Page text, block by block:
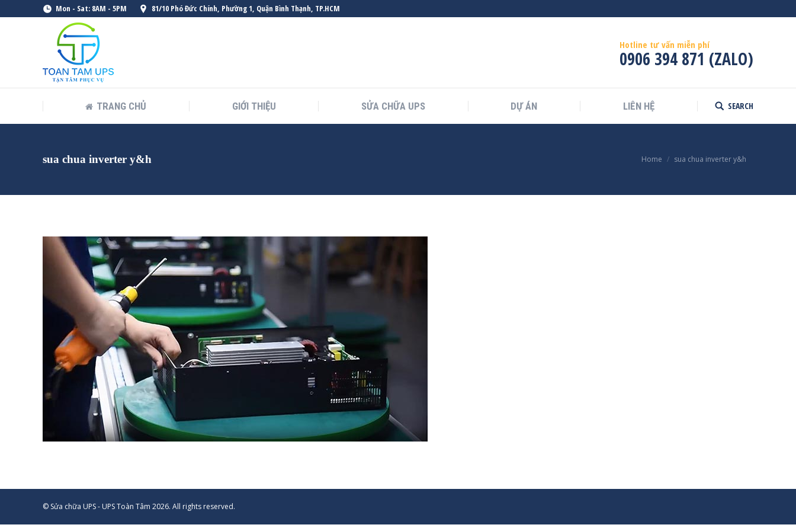
Mon - Sat: 8AM - 5PM 81/10 Phó Đức Chính, Phường 1, Quận Bình Thạnh, TP.HCM
Hotline tư vấn miễn phí
0906 394 871 (ZALO)
TRANG CHỦ GIỚI THIỆU SỬA CHỮA UPS DỰ ÁN LIÊN HỆ Search:
SEARCH
sua chua inverter y&h Home sua chua inverter y&h
© Sửa chữa UPS - UPS Toàn Tâm 2026. All rights reserved.